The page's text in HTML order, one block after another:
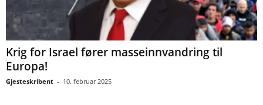
Krig for Israel fører masseinnvandring til
Europa!
Gjesteskribent - 10. februar 2025